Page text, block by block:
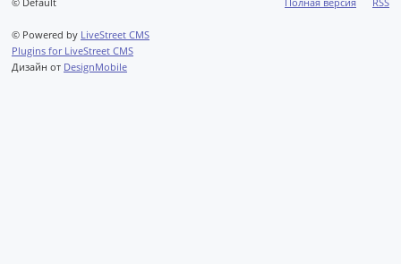
© Powered by LiveStreet CMS
Plugins for LiveStreet CMS
Дизайн от DesignMobile